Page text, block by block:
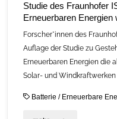
Studie des Fraunhofer
Erneuerbaren
Forscher*innen des
Auflage der Studie zu
Erneuerbaren Energien die
Solar- und
Batterie / Erneuerbare